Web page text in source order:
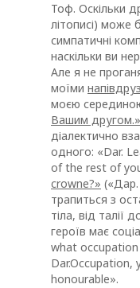
Тоф. Оскільки
літописі) може
симпатичні
наскільки ви
Але я не
моїми
моєю
Вашим другом.»
діалектично
одного: «Dar.
of the rest of
crowne?»
трапиться з
тіла, від талії
героїв має
what
Dar.Occupation,
honourable».